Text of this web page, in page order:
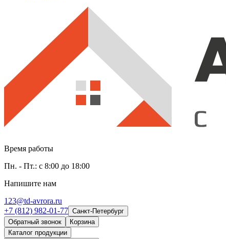
Время работы
Пн. - Пт.: с 8:00 до 18:00
Напишите нам
123@td-avrora.ru
+7 (812) 982-01-77 Санкт-Петербург
Обратный звонок
Корзина
Каталог продукции